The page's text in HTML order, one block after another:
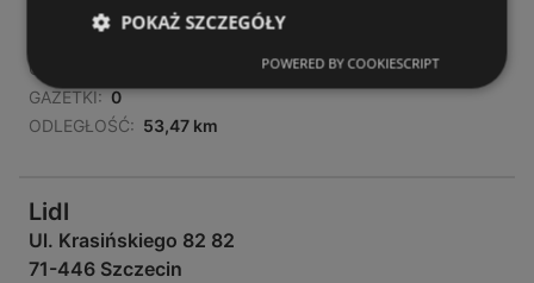
72-100 Goleniów
OFERTY:
GAZETKI: 0
ODLEGŁOŚĆ: 53,47 km
Lidl
Ul. Krasińskiego 82 82
71-446 Szczecin
POKAŻ SZCZEGÓŁY
POWERED BY COOKIESCRIPT